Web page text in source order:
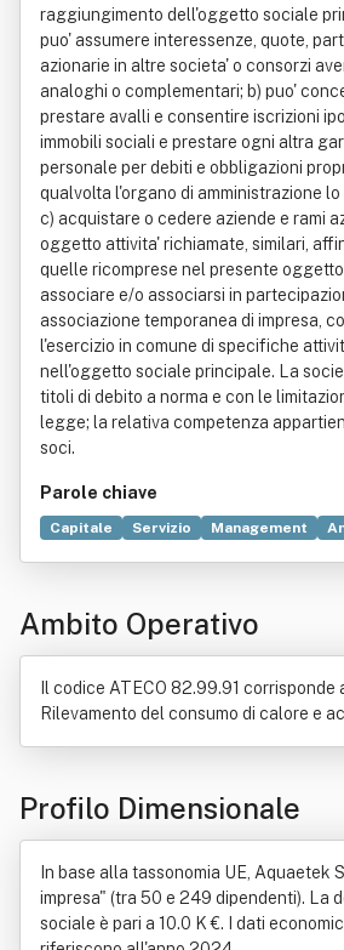
raggiungimento dell'oggetto sociale
puo' assumere interessenze, quote,
azionarie in altre societa' o consorzi
analoghi o complementari; b) puo'
prestare avalli e consentire iscrizioni
immobili sociali e prestare ogni altra
personale per debiti e obbligazioni
qualvolta l'organo di amministrazione
c) acquistare o cedere aziende e rami
oggetto attivita' richiamate, similari,
quelle ricomprese nel presente
associare e/o associarsi in
associazione temporanea di impresa,
l'esercizio in comune di specifiche
nell'oggetto sociale principale. La
titoli di debito a norma e con le
legge; la relativa competenza
soci.
Parole chiave
Capitale Servizio Management
Trasporto
Ambito Operativo
Il codice ATECO 82.99.91 corrisponde
Rilevamento del consumo di calore e
Profilo Dimensionale
In base alla tassonomia UE, Aquaetek
impresa" (tra 50 e 249 dipendenti). La
sociale è pari a 10.0 K €. I dati